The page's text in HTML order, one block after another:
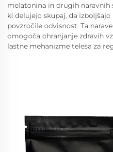
melatonina in drugih naravnih
ki delujejo skupaj, da
povzročile odvisnost. Ta
omogoča ohranjanje zdravih
lastne mehanizme telesa za